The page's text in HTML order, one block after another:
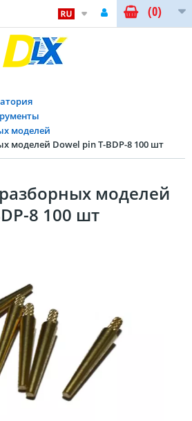
(0)
моделей
моделей Dowel pin T-BDP-8 100 шт
моделей
8 100 шт